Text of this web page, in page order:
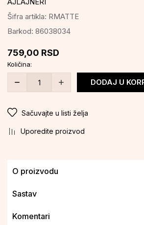
Šifra artikla: RMATTE
Barkod: 86038034
759,00 RSD
Količina:
DODAJ U
Sačuvajte u listi želja
Uporedite proizvod
O proizvodu
Sastav
Komentari